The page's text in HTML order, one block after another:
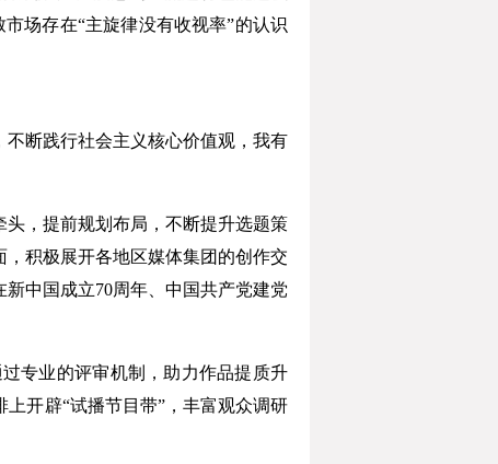
场存在“主旋律没有收视率”的认识
断践行社会主义核心价值观，我有
，提前规划布局，不断提升选题策
积极展开各地区媒体集团的创作交
中国成立70周年、中国共产党建党
专业的评审机制，助力作品提质升
开辟“试播节目带”，丰富观众调研